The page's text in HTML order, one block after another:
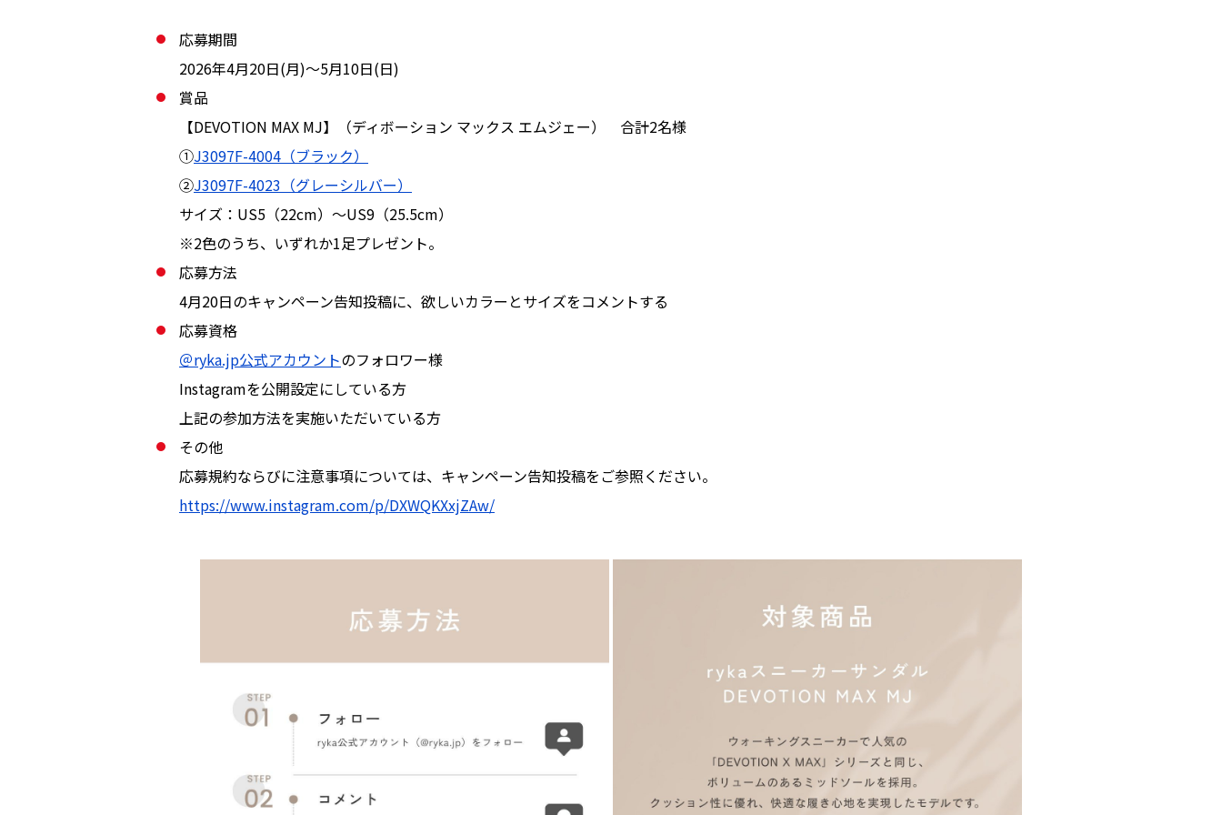
応募期間
2026年4月20日(月)〜5月10日(日)
賞品
【DEVOTION MAX MJ】（ディボーション マックス エムジェー） 合計2名様
①J3097F-4004（ブラック）
②J3097F-4023（グレーシルバー）
サイズ：US5（22cm）〜US9（25.5cm）
※2色のうち、いずれか1足プレゼント。
応募方法
4月20日のキャンペーン告知投稿に、欲しいカラーとサイズをコメントする
応募資格
＠ryka.jp公式アカウントのフォロワー様
Instagramを公開設定にしている方
上記の参加方法を実施いただいている方
その他
応募規約ならびに注意事項については、キャンペーン告知投稿をご参照ください。
https://www.instagram.com/p/DXWQKXxjZAw/